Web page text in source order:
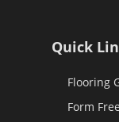
Quick
Flooring
Form